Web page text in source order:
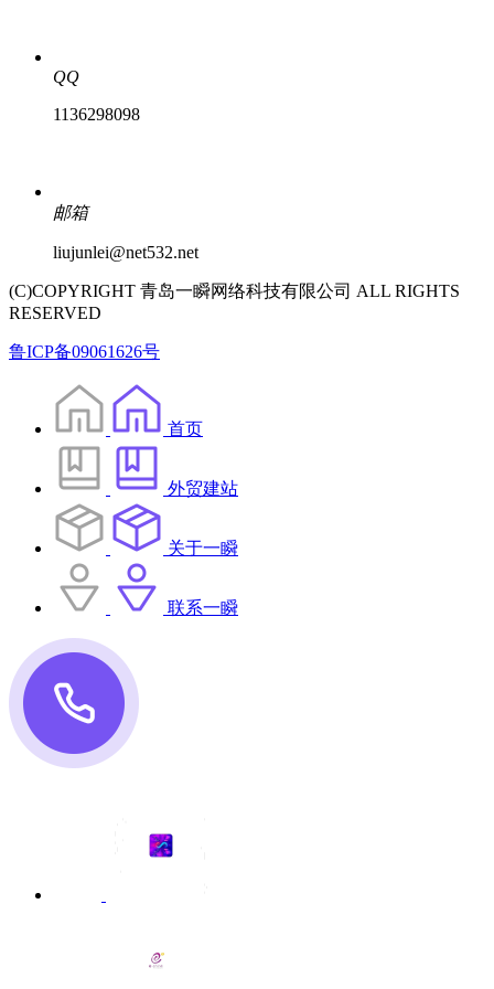
QQ
1136298098
邮箱
liujunlei@net532.net
(C)COPYRIGHT 青岛一瞬网络科技有限公司 ALL RIGHTS
RESERVED
鲁ICP备09061626号
首页
外贸建站
关于一瞬
联系一瞬